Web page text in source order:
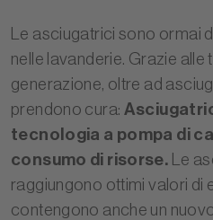
Le asciugatrici sono ormai
nelle lavanderie. Grazie alle
generazione, oltre ad
prendono cura:
tecnologia a pompa di
consumo di risorse. Le
raggiungono ottimi valori di
contengono anche un